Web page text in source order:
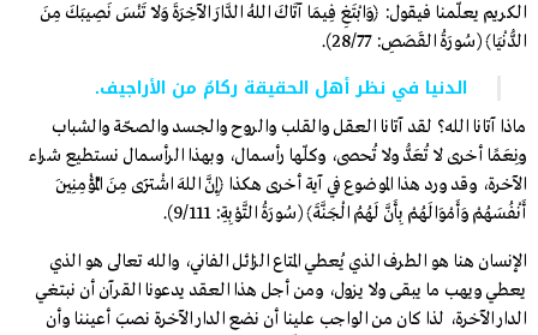
الكريم يعلّمنا فيقول: ﴿وَابْتَغِ فِيمَا آتَاكَ اللهُ الدَّارَ الآخِرَةَ وَلَا تَنْسَ نَصِيبَكَ مِنَ
الدُّنْيَا﴾ (سُورَةُ القَصَصِ: 28/77).
الدنيا في نظر أهل الحقيقة ركامٌ من الأراجيف.
ماذا آتانا الله؟ لقد آتانا العقل والقلب والروح والجسد والصحّة والشباب
ونِعَمًا أخرى لا تُعَدُّ ولا تُحصى، وكلّها رأسمال، وبهذا الرأسمال نستطيع شراء
الآخرة، وقد ورد هذا الموضوع في آية أخرى هكذا ﴿إِنَّ اللهَ اشْتَرَى مِنَ الْمُؤْمِنِينَ
أَنْفُسَهُمْ وَأَمْوَالَهُمْ بِأَنَّ لَهُمُ الْجَنَّةَ﴾ (سُورَةُ التَّوْبِةِ: 9/111).
الإنسان هنا هو الطرف الذي يُعطي المتاع الزائل الفاني، والله تعالى هو الذي
يعطي ويهب ما يبقى ولا يزول، ومن أجل هذا العقد يدعونا القرآن أن نبتغي
الدار الآخرة، لذا كان من الواجب علينا أن نضع الدار الآخرة نصبَ أعيننا وأن